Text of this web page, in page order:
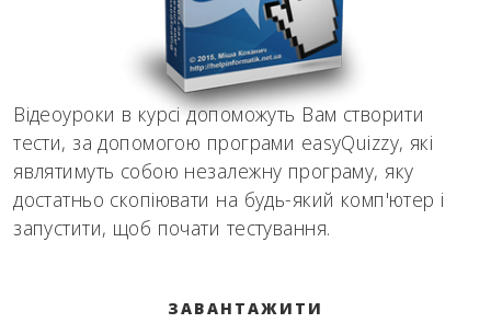
Відеоуроки в курсі допоможуть Вам створити
тести, за допомогою програми easyQuizzy, які
являтимуть собою незалежну програму, яку
достатньо скопіювати на будь-який комп'ютер і
запустити, щоб почати тестування.
ЗАВАНТАЖИТИ